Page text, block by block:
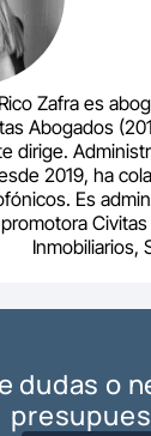
Zafra es
Abogados
dirige.
2019, ha
Es
Inmobiliarios,
dudas o